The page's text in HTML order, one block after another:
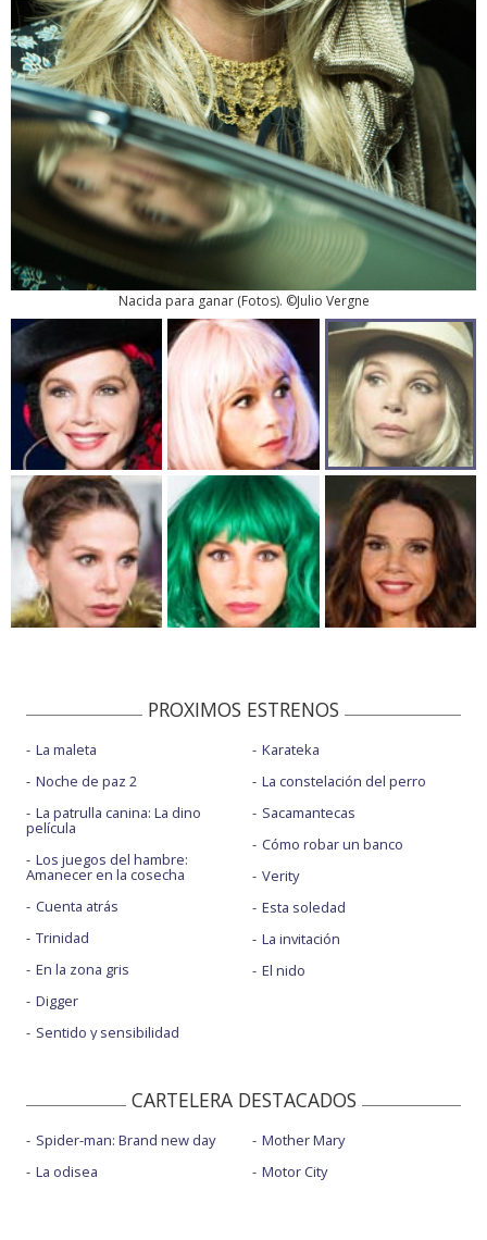
Nacida para ganar(Fotos). ©Julio Vergne
PROXIMOS ESTRENOS
La maleta
Noche de paz 2
La patrulla canina: La dino
película
Los juegos del hambre:
Amanecer en la cosecha
Cuenta atrás
Trinidad
En la zona gris
Digger
Sentido y sensibilidad
Karateka
La constelación del perro
Sacamantecas
Cómo robar un banco
Verity
Esta soledad
La invitación
El nido
CARTELERA DESTACADOS
Spider-man: Brand new day
La odisea
Mother Mary
Motor City